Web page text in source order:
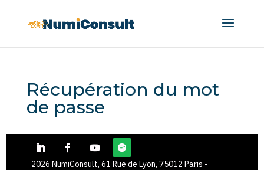
Récupération du mot
de passe
2026 NumiConsult, 61 Rue de Lyon, 75012 Paris -